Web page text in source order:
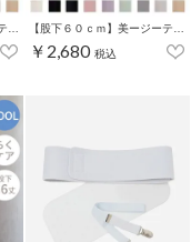
￥2,680 税込